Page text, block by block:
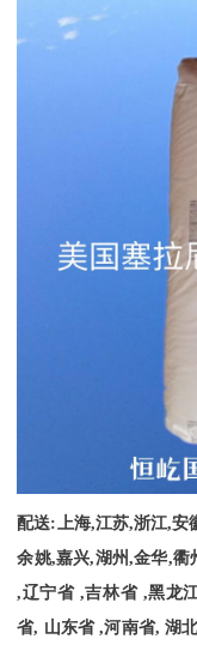
配送:上海,江苏,浙江,安
余姚,嘉兴,湖州,金华,衢
,辽宁省 ,吉林省 ,黑龙
省, 山东省 ,河南省, 湖